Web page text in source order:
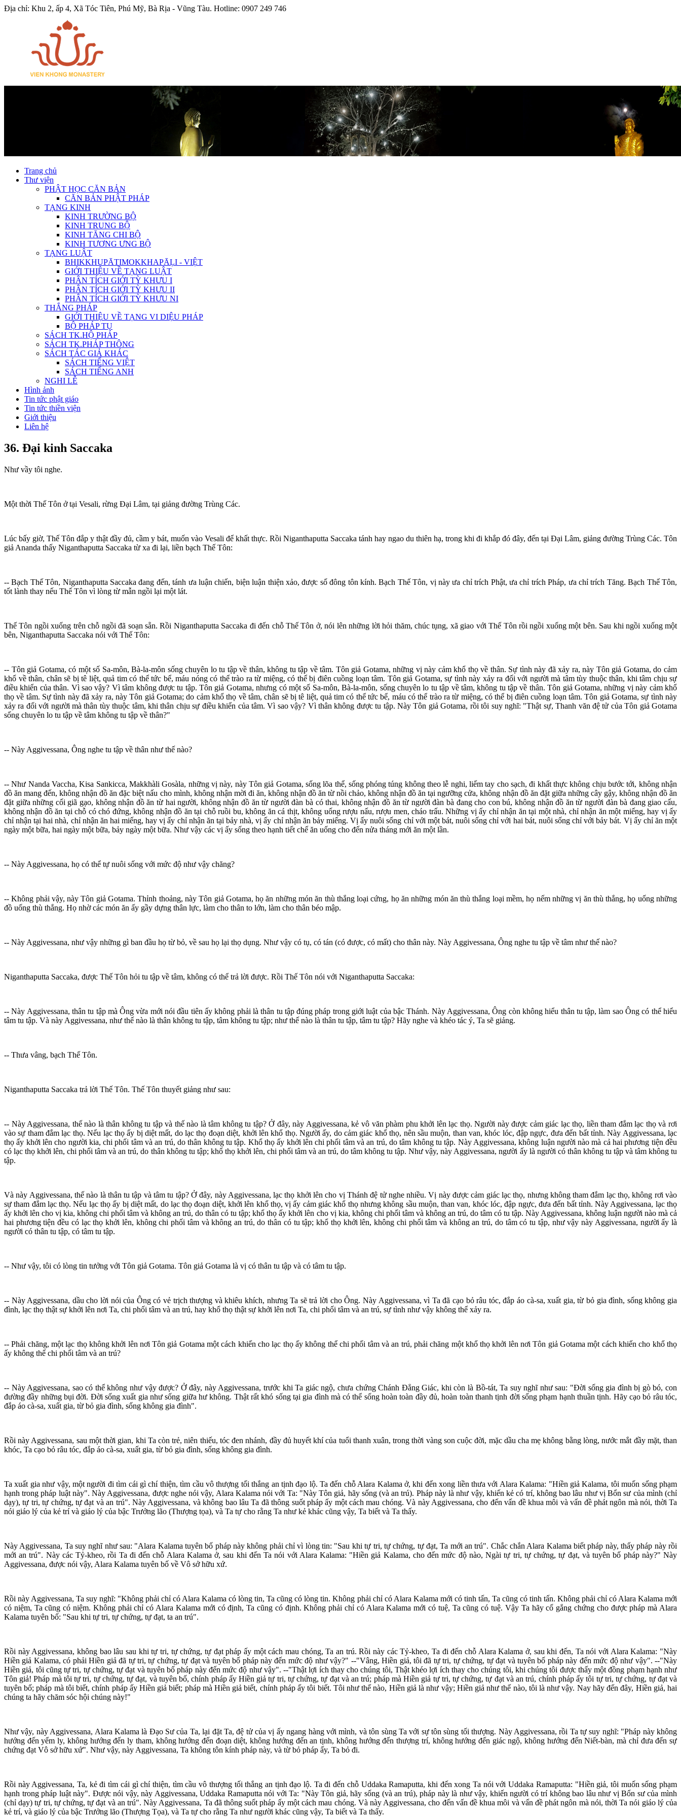
Địa chỉ: Khu 2, ấp 4, Xã Tóc Tiên, Phú Mỹ, Bà Rịa - Vũng Tàu. Hotline: 0907 249 746
Trang chủ
Thư viện
PHẬT HỌC CĂN BẢN
CĂN BẢN PHẬT PHÁP
TẠNG KINH
KINH TRƯỜNG BỘ
KINH TRUNG BỘ
KINH TĂNG CHI BỘ
KINH TƯƠNG ƯNG BỘ
TẠNG LUẬT
BHIKKHUPĀTIMOKKHAPĀḶI - VIỆT
GIỚI THIỆU VỀ TẠNG LUẬT
PHÂN TÍCH GIỚI TỲ KHƯU I
PHÂN TÍCH GIỚI TỲ KHƯU II
PHÂN TÍCH GIỚI TỲ KHƯU NI
THẮNG PHÁP
GIỚI THIỆU VỀ TẠNG VI DIỆU PHÁP
BỘ PHÁP TỤ
SÁCH TK.HỘ PHÁP
SÁCH TK.PHÁP THÔNG
SÁCH TÁC GIẢ KHÁC
SÁCH TIẾNG VIỆT
SÁCH TIẾNG ANH
NGHI LỄ
Hình ảnh
Tin tức phật giáo
Tin tức thiền viện
Giới thiệu
Liên hệ
36. Ðại kinh Saccaka
Như vầy tôi nghe.
Một thời Thế Tôn ở tại Vesali, rừng Ðại Lâm, tại giảng đường Trùng Các.
Lúc bấy giờ, Thế Tôn đắp y thật đầy đủ, cầm y bát, muốn vào Vesali để khất thực. Rồi Niganthaputta Saccaka tánh hay ngao du thiên hạ, trong khi đi khắp đó đây, đến tại Ðại Lâm, giảng đường Trùng Các. Tôn
giả Ananda thấy Niganthaputta Saccaka từ xa đi lại, liền bạch Thế Tôn:
-- Bạch Thế Tôn, Niganthaputta Saccaka đang đến, tánh ưa luận chiến, biện luận thiện xảo, được số đông tôn kính. Bạch Thế Tôn, vị này ưa chỉ trích Phật, ưa chỉ trích Pháp, ưa chỉ trích Tăng. Bạch Thế Tôn,
tốt lành thay nếu Thế Tôn vì lòng từ mẫn ngồi lại một lát.
Thế Tôn ngồi xuống trên chỗ ngồi đã soạn sẵn. Rồi Niganthaputta Saccaka đi đến chỗ Thế Tôn ở, nói lên những lời hỏi thăm, chúc tụng, xã giao với Thế Tôn rồi ngồi xuống một bên. Sau khi ngồi xuống một
bên, Niganthaputta Saccaka nói với Thế Tôn:
-- Tôn giả Gotama, có một số Sa-môn, Bà-la-môn sống chuyên lo tu tập về thân, không tu tập về tâm. Tôn giả Gotama, những vị này cảm khổ thọ về thân. Sự tình này đã xảy ra, này Tôn giả Gotama, do cảm
khổ về thân, chân sẽ bị tê liệt, quả tim có thể tức bể, máu nóng có thể trào ra từ miệng, có thể bị điên cuồng loạn tâm. Tôn giả Gotama, sự tình này xảy ra đối với người mà tâm tùy thuộc thân, khi tâm chịu sự
điều khiển của thân. Vì sao vậy? Vì tâm không được tu tập. Tôn giả Gotama, nhưng có một số Sa-môn, Bà-la-môn, sống chuyên lo tu tập về tâm, không tu tập về thân. Tôn giả Gotama, những vị này cảm khổ
thọ về tâm. Sự tình này đã xảy ra, này Tôn giả Gotama; do cảm khổ thọ về tâm, chân sẽ bị tê liệt, quả tim có thể tức bể, máu có thể trào ra từ miệng, có thể bị điên cuồng loạn tâm. Tôn giả Gotama, sự tình này
xảy ra đối với người mà thân tùy thuộc tâm, khi thân chịu sự điều khiển của tâm. Vì sao vậy? Vì thân không được tu tập. Này Tôn giả Gotama, rồi tôi suy nghĩ: "Thật sự, Thanh văn đệ tử của Tôn giả Gotama
sống chuyên lo tu tập về tâm không tu tập về thân?"
-- Này Aggivessana, Ông nghe tu tập về thân như thế nào?
-- Như Nanda Vaccha, Kisa Sankicca, Makkhàli Gosàla, những vị này, này Tôn giả Gotama, sống lõa thể, sống phóng túng không theo lễ nghi, liếm tay cho sạch, đi khất thực không chịu bước tới, không nhận
đồ ăn mang đến, không nhận đồ ăn đặc biệt nấu cho mình, không nhận mời đi ăn, không nhận đồ ăn từ nồi chảo, không nhận đồ ăn tại ngưỡng cửa, không nhận đồ ăn đặt giữa những cây gậy, không nhận đồ ăn
đặt giữa những cối giã gạo, không nhận đồ ăn từ hai người, không nhận đồ ăn từ người đàn bà có thai, không nhận đồ ăn từ người đàn bà đang cho con bú, không nhận đồ ăn từ người đàn bà đang giao cấu,
không nhận đồ ăn tại chỗ có chó đứng, không nhận đồ ăn tại chỗ ruồi bu, không ăn cá thịt, không uống rượu nấu, rượu men, cháo trấu. Những vị ấy chỉ nhận ăn tại một nhà, chỉ nhận ăn một miếng, hay vị ấy
chỉ nhận tại hai nhà, chỉ nhận ăn hai miếng, hay vị ấy chỉ nhận ăn tại bảy nhà, vị ấy chỉ nhận ăn bảy miếng. Vị ấy nuôi sống chỉ với một bát, nuôi sống chỉ với hai bát, nuôi sống chỉ với bảy bát. Vị ấy chỉ ăn một
ngày một bữa, hai ngày một bữa, bảy ngày một bữa. Như vậy các vị ấy sống theo hạnh tiết chế ăn uống cho đến nửa tháng mới ăn một lần.
-- Này Aggivessana, họ có thể tự nuôi sống với mức độ như vậy chăng?
-- Không phải vậy, này Tôn giả Gotama. Thỉnh thoảng, này Tôn giả Gotama, họ ăn những món ăn thù thắng loại cứng, họ ăn những món ăn thù thắng loại mềm, họ nếm những vị ăn thù thắng, họ uống những
đồ uống thù thắng. Họ nhờ các món ăn ấy gầy dựng thân lực, làm cho thân to lớn, làm cho thân béo mập.
-- Này Aggivessana, như vậy những gì ban đầu họ từ bỏ, về sau họ lại thọ dụng. Như vậy có tụ, có tán (có được, có mất) cho thân này. Này Aggivessana, Ông nghe tu tập về tâm như thế nào?
Niganthaputta Saccaka, được Thế Tôn hỏi tu tập về tâm, không có thể trả lời được. Rồi Thế Tôn nói với Niganthaputta Saccaka:
-- Này Aggivessana, thân tu tập mà Ông vừa mới nói đầu tiên ấy không phải là thân tu tập đúng pháp trong giới luật của bậc Thánh. Này Aggivessana, Ông còn không hiểu thân tu tập, làm sao Ông có thể hiểu
tâm tu tập. Và này Aggivessana, như thế nào là thân không tu tập, tâm không tu tập; như thế nào là thân tu tập, tâm tu tập? Hãy nghe và khéo tác ý, Ta sẽ giảng.
-- Thưa vâng, bạch Thế Tôn.
Niganthaputta Saccaka trả lời Thế Tôn. Thế Tôn thuyết giảng như sau:
-- Này Aggivessana, thế nào là thân không tu tập và thế nào là tâm không tu tập? Ở đây, này Aggivessana, kẻ vô văn phàm phu khởi lên lạc thọ. Người này được cảm giác lạc thọ, liền tham đắm lạc thọ và rơi
vào sự tham đắm lạc thọ. Nếu lạc thọ ấy bị diệt mất, do lạc thọ đoạn diệt, khởi lên khổ thọ. Người ấy, do cảm giác khổ thọ, nên sầu muộn, than van, khóc lóc, đập ngực, đưa đến bất tỉnh. Này Aggivessana, lạc
thọ ấy khởi lên cho người kia, chi phối tâm và an trú, do thân không tu tập. Khổ thọ ấy khởi lên chi phối tâm và an trú, do tâm không tu tập. Này Aggivessana, không luận người nào mà cả hai phương tiện đều
có lạc thọ khởi lên, chi phối tâm và an trú, do thân không tu tập; khổ thọ khởi lên, chi phối tâm và an trú, do tâm không tu tập. Như vậy, này Aggivessana, người ấy là người có thân không tu tập và tâm không tu
tập.
Và này Aggivessana, thế nào là thân tu tập và tâm tu tập? Ở đây, này Aggivessana, lạc thọ khởi lên cho vị Thánh đệ tử nghe nhiều. Vị này được cảm giác lạc thọ, nhưng không tham đắm lạc thọ, không rơi vào
sự tham đắm lạc thọ. Nếu lạc thọ ấy bị diệt mất, do lạc thọ đoạn diệt, khởi lên khổ thọ, vị ấy cảm giác khổ thọ nhưng không sầu muộn, than van, khóc lóc, đập ngực, đưa đến bất tỉnh. Này Aggivessana, lạc thọ
ấy khởi lên cho vị kia, không chi phối tâm và không an trú, do thân có tu tập; khổ thọ ấy khởi lên cho vị kia, không chi phối tâm và không an trú, do tâm có tu tập. Này Aggivessana, không luận người nào mà cả
hai phương tiện đều có lạc thọ khởi lên, không chi phối tâm và không an trú, do thân có tu tập; khổ thọ khởi lên, không chi phối tâm và không an trú, do tâm có tu tập, như vậy này Aggivessana, người ấy là
người có thân tu tập, có tâm tu tập.
-- Như vậy, tôi có lòng tin tưởng với Tôn giả Gotama. Tôn giả Gotama là vị có thân tu tập và có tâm tu tập.
-- Này Aggivessana, dầu cho lời nói của Ông có vẻ trịch thượng và khiêu khích, nhưng Ta sẽ trả lời cho Ông. Này Aggivessana, vì Ta đã cạo bỏ râu tóc, đắp áo cà-sa, xuất gia, từ bỏ gia đình, sống không gia
đình, lạc thọ thật sự khởi lên nơi Ta, chi phối tâm và an trú, hay khổ thọ thật sự khởi lên nơi Ta, chi phối tâm và an trú, sự tình như vậy không thể xảy ra.
-- Phải chăng, một lạc thọ không khởi lên nơi Tôn giả Gotama một cách khiến cho lạc thọ ấy không thể chi phối tâm và an trú, phải chăng một khổ thọ khởi lên nơi Tôn giả Gotama một cách khiến cho khổ thọ
ấy không thể chi phối tâm và an trú?
-- Này Aggivessana, sao có thể không như vậy được? Ở đây, này Aggivessana, trước khi Ta giác ngộ, chưa chứng Chánh Ðẳng Giác, khi còn là Bồ-tát, Ta suy nghĩ như sau: "Ðời sống gia đình bị gò bó, con
đường đầy những bụi đời. Ðời sống xuất gia như sống giữa hư không. Thật rất khó sống tại gia đình mà có thể sống hoàn toàn đầy đủ, hoàn toàn thanh tịnh đời sống phạm hạnh thuần tịnh. Hãy cạo bỏ râu tóc,
đắp áo cà-sa, xuất gia, từ bỏ gia đình, sống không gia đình".
Rồi này Aggivessana, sau một thời gian, khi Ta còn trẻ, niên thiếu, tóc đen nhánh, đầy đủ huyết khí của tuổi thanh xuân, trong thời vàng son cuộc đời, mặc dầu cha mẹ không bằng lòng, nước mắt đầy mặt, than
khóc, Ta cạo bỏ râu tóc, đắp áo cà-sa, xuất gia, từ bỏ gia đình, sống không gia đình.
Ta xuất gia như vậy, một người đi tìm cái gì chí thiện, tìm cầu vô thượng tối thắng an tịnh đạo lộ. Ta đến chỗ Alara Kalama ở, khi đến xong liền thưa với Alara Kalama: "Hiền giả Kalama, tôi muốn sống phạm
hạnh trong pháp luật này". Này Aggivessana, được nghe nói vậy, Alara Kalama nói với Ta: "Này Tôn giả, hãy sống (và an trú). Pháp này là như vậy, khiến kẻ có trí, không bao lâu như vị Bổn sư của mình (chỉ
dạy), tự tri, tự chứng, tự đạt và an trú". Này Aggivessana, và không bao lâu Ta đã thông suốt pháp ấy một cách mau chóng. Và này Aggivessana, cho đến vấn đề khua môi và vấn đề phát ngôn mà nói, thời Ta
nói giáo lý của kẻ trí và giáo lý của bậc Trưởng lão (Thượng tọa), và Ta tự cho rằng Ta như kẻ khác cũng vậy, Ta biết và Ta thấy.
Này Aggivessana, Ta suy nghĩ như sau: "Alara Kalama tuyên bố pháp này không phải chỉ vì lòng tin: "Sau khi tự tri, tự chứng, tự đạt, Ta mới an trú". Chắc chắn Alara Kalama biết pháp này, thấy pháp này rồi
mới an trú". Này các Tỷ-kheo, rồi Ta đi đến chỗ Alara Kalama ở, sau khi đến Ta nói với Alara Kalama: "Hiền giả Kalama, cho đến mức độ nào, Ngài tự tri, tự chứng, tự đạt, và tuyên bố pháp này?" Này
Aggivessana, được nói vậy, Alara Kalama tuyên bố về Vô sở hữu xứ.
Rồi này Aggivessana, Ta suy nghĩ: "Không phải chỉ có Alara Kalama có lòng tin, Ta cũng có lòng tin. Không phải chỉ có Alara Kalama mới có tinh tấn, Ta cũng có tinh tấn. Không phải chỉ có Alara Kalama mới
có niệm, Ta cũng có niệm. Không phải chỉ có Alara Kalama mới có định, Ta cũng có định. Không phải chỉ có Alara Kalama mới có tuệ, Ta cũng có tuệ. Vậy Ta hãy cố gắng chứng cho được pháp mà Alara
Kalama tuyên bố: "Sau khi tự tri, tự chứng, tự đạt, ta an trú".
Rồi này Aggivessana, không bao lâu sau khi tự tri, tự chứng, tự đạt pháp ấy một cách mau chóng, Ta an trú. Rồi này các Tỷ-kheo, Ta đi đến chỗ Alara Kalama ở, sau khi đến, Ta nói với Alara Kalama: "Này
Hiền giả Kalama, có phải Hiền giả đã tự tri, tự chứng, tự đạt và tuyên bố pháp này đến mức độ như vậy?" --"Vâng, Hiền giả, tôi đã tự tri, tự chứng, tự đạt và tuyên bố pháp này đến mức độ như vậy". --"Này
Hiền giả, tôi cũng tự tri, tự chứng, tự đạt và tuyên bố pháp này đến mức độ như vậy". --"Thật lợi ích thay cho chúng tôi, Thật khéo lợi ích thay cho chúng tôi, khi chúng tôi được thấy một đồng phạm hạnh như
Tôn giả! Pháp mà tôi tự tri, tự chứng, tự đạt, và tuyên bố, chính pháp ấy Hiền giả tự tri, tự chứng, tự đạt và an trú; pháp mà Hiền giả tự tri, tự chứng, tự đạt và an trú, chính pháp ấy tôi tự tri, tự chứng, tự đạt và
tuyên bố; pháp mà tôi biết, chính pháp ấy Hiền giả biết; pháp mà Hiền giả biết, chính pháp ấy tôi biết. Tôi như thế nào, Hiền giả là như vậy; Hiền giả như thế nào, tôi là như vậy. Nay hãy đến đây, Hiền giả, hai
chúng ta hãy chăm sóc hội chúng này!"
Như vậy, này Aggivessana, Alara Kalama là Ðạo Sư của Ta, lại đặt Ta, đệ tử của vị ấy ngang hàng với mình, và tôn sùng Ta với sự tôn sùng tối thượng. Này Aggivessana, rồi Ta tự suy nghĩ: "Pháp này không
hướng đến yểm ly, không hướng đến ly tham, không hướng đến đoạn diệt, không hướng đến an tịnh, không hướng đến thượng trí, không hướng đến giác ngộ, không hướng đến Niết-bàn, mà chỉ đưa đến sự
chứng đạt Vô sở hữu xứ". Như vậy, này Aggivessana, Ta không tôn kính pháp này, và từ bỏ pháp ấy, Ta bỏ đi.
Rồi này Aggivessana, Ta, kẻ đi tìm cái gì chí thiện, tìm cầu vô thượng tối thắng an tịnh đạo lộ. Ta đi đến chỗ Uddaka Ramaputta, khi đến xong Ta nói với Uddaka Ramaputta: "Hiền giả, tôi muốn sống phạm
hạnh trong pháp luật này". Ðược nói vậy, này Aggivessana, Uddaka Ramaputta nói với Ta: "Này Tôn giả, hãy sống (và an trú), pháp này là như vậy, khiến người có trí không bao lâu như vị Bổn sư của mình
(chỉ dạy) tự tri, tự chứng, tự đạt và an trú". Này Aggivessana, Ta đã thông suốt pháp ấy một cách mau chóng. Và này Aggivessana, cho đến vấn đề khua môi và vấn đề phát ngôn mà nói, thời Ta nói giáo lý của
kẻ trí, và giáo lý của bậc Trưởng lão (Thượng Tọa), và Ta tự cho rằng Ta như người khác cũng vậy, Ta biết và Ta thấy.